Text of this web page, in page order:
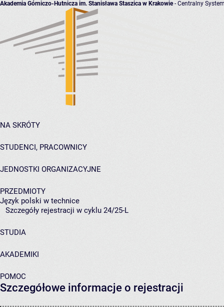
Akademia Górniczo-Hutnicza im. Stanisława Staszica w Krakowie- Centralny
NA SKRÓTY
STUDENCI, PRACOWNICY
JEDNOSTKI ORGANIZACYJNE
PRZEDMIOTY
Język polski w technice
Szczegóły rejestracji w cyklu 24/25-L
STUDIA
AKADEMIKI
POMOC
Szczegółowe informacje o rejestracji